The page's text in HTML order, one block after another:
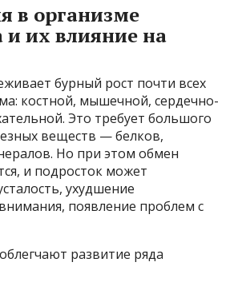
в организме
и их влияние на
бурный рост почти всех
костной, мышечной, сердечно-
Это требует большого
веществ — белков,
Но при этом обмен
и подросток может
ухудшение
появление проблем с
развитие ряда